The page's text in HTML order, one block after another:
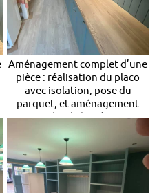
Aménagement complet d’une
pièce : réalisation du placo
avec isolation, pose du
parquet, et aménagement
complet de la pièce en
rangements